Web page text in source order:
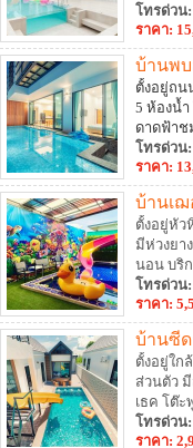
อุปกรณ์ค
โทรด่วน:
ราคา:
บ้านพ
ตั้งอยู่ถน
5 ห้องน้ำ
ดาดฟ้าช
ทุกห้องน
โทรด่วน:
ราคา:
บ้านเ
ตั้งอยู่หัว
มีห่วงยา
นอน บริ
เตาปิ้งย่าง
โทรด่วน:
ราคา:
บ้านซี
ตั้งอยู่ใก
ส่วนตัว มี
เธค โต๊
ย่าง สุนั
โทรด่วน:
ราคา: